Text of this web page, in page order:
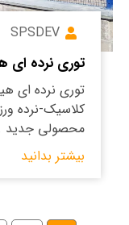
SPSDEV
توری نرده ای
توری نرده ای
کلاسیک-نرده
محصولی جدید
بیشتر بدانید